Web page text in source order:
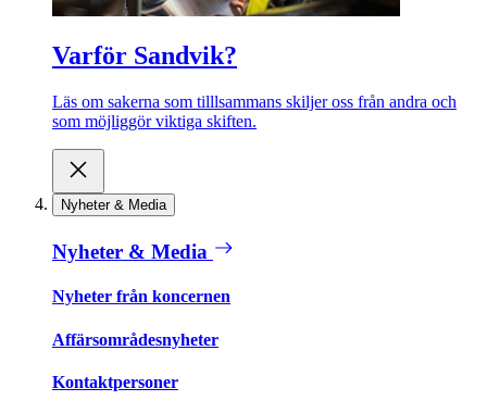
Varför Sandvik?
Läs om sakerna som tilllsammans skiljer oss från andra och
som möjliggör viktiga skiften.
Nyheter & Media
Nyheter & Media
Nyheter från koncernen
Affärsområdesnyheter
Kontaktpersoner